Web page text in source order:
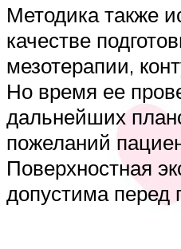
Методика также
качестве
мезотерапии,
Но время ее
дальнейших
пожеланий
Поверхностная
допустима перед